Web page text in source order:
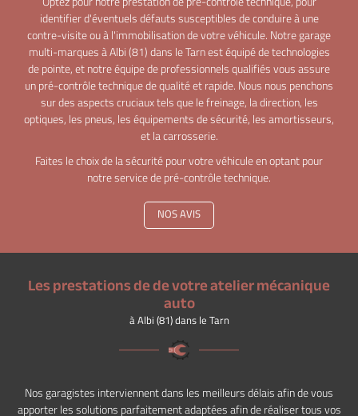
identifier d'éventuels défauts susceptibles de conduire à une
contre-visite ou à l'immobilisation de votre véhicule. Notre garage
multi-marques à Albi (81) dans le Tarn est équipé de technologies
de pointe, et notre équipe de professionnels qualifiés vous assure
un pré-contrôle technique de qualité et rapide. Nous nous penchons
sur des aspects cruciaux tels que le freinage, la direction, les
optiques, les pneus, les équipements de sécurité, les amortisseurs,
et la carrosserie.
Faites le choix de la sécurité pour votre véhicule en optant pour
notre service de pré-contrôle technique.
NOS AVIS
Les prestations dede votre atelier mécanique
auto
à Albi (81) dans le Tarn
Nos garagistes interviennent dans les meilleurs délais afin de vous
apporter les solutions parfaitement adaptées afin de réaliser tous vos